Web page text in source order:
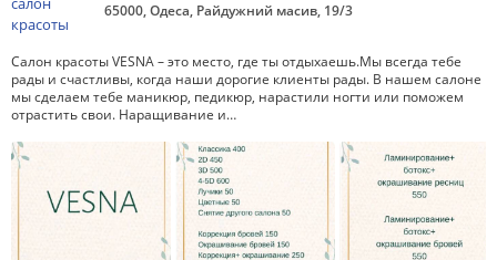
65000, Одеса, Райдужний масив, 19/3
Салон красоты VESNA – это место, где ты отдыхаешь.Мы всегда тебе
рады и счастливы, когда наши дорогие клиенты рады. В нашем салоне
мы сделаем тебе маникюр, педикюр, нарастили ногти или поможем
отрастить свои. Наращивание и…